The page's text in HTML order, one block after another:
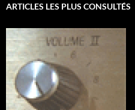
ARTICLES LES PLUS CONSULTÉS